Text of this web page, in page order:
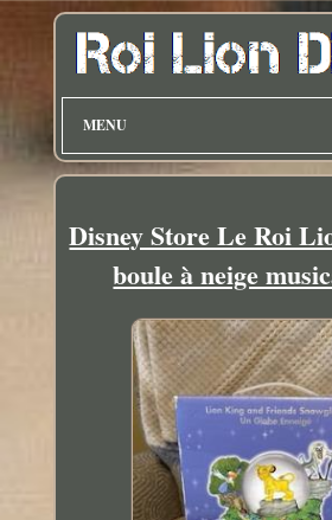
MENU
Disney Store Le Roi
boule à neige